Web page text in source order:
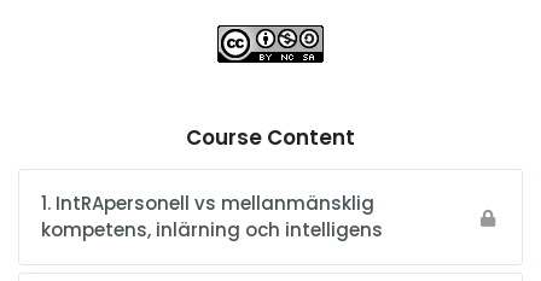
Course Content
1. IntRApersonell vs mellanmänsklig
kompetens, inlärning och intelligens